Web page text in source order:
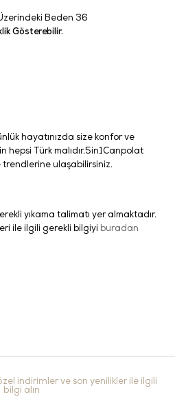
Beden 36
Gösterebilir.
hayatınızda size konfor ve
hepsi Türk malıdır.5in1Canpolat
ulaşabilirsiniz.
yıkama talimatı yer almaktadır.
ile ilgili gerekli bilgiyi buradan
indirimler ve son yenilikler ile ilgili
bilgi alın